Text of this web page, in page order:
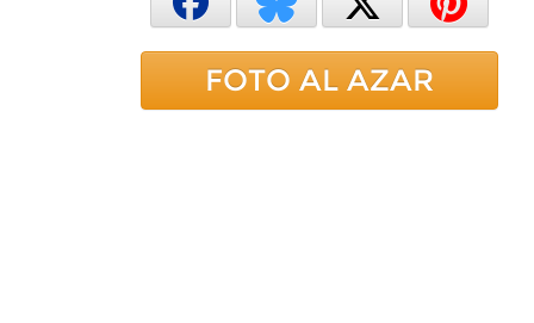
FOTO AL AZAR